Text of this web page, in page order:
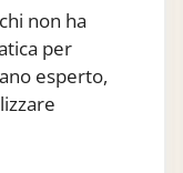
non ha
per
esperto,